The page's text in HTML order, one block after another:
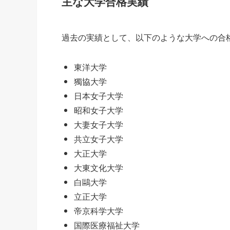
過去の実績として、以下のような大学への合
東洋大学
獨協大学
日本女子大学
昭和女子大学
大妻女子大学
共立女子大学
大正大学
大東文化大学
白鷗大学
立正大学
帝京科学大学
国際医療福祉大学